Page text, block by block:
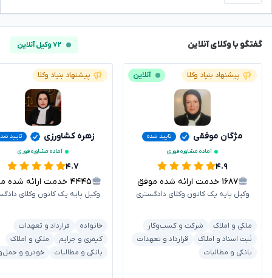
گفتگو با وکلای آنلاین ۷۲ وکیل آنلاین
پیشنهاد بنیاد وکلا آنلاین
مژگان موفقی
تایید شده
آماده مشاوره فوری
۴.۹
۱۶۸۷ خدمت ارائه شده موفق
وکیل پایه یک کانون وکلای دادگستری
ملکی و املاک
شرکت و کسب‌وکار
ثبت اسناد و املاک
قرارداد و تعهدات
بانکی و مطالبات
پیشنهاد بنیاد وکلا
زهره کشاورزی
تایید
آماده مشاوره فوری
۴.۷
۴۴۴۵ خدمت ارائه شده موفق
وکیل پایه یک کانون وکلای
خانواده
قرارداد و تعهدات
کیفری و جرایم
ملکی و املاک
بانکی و مطالبات
خودرو و